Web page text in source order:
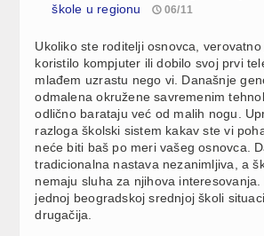
škole u regionu
06/11
Ukoliko ste roditelji osnovca,
koristilo kompjuter ili dobilo svoj prvi
mlađem uzrastu nego vi. Današnje
odmalena okružene savremenim
odlično barataju već od malih nogu.
razloga školski sistem kakav ste vi
neće biti baš po meri vašeg osnovca.
tradicionalna nastava nezanimljiva, a
nemaju sluha za njihova interesovanja.
jednoj beogradskoj srednjoj školi
drugačija.